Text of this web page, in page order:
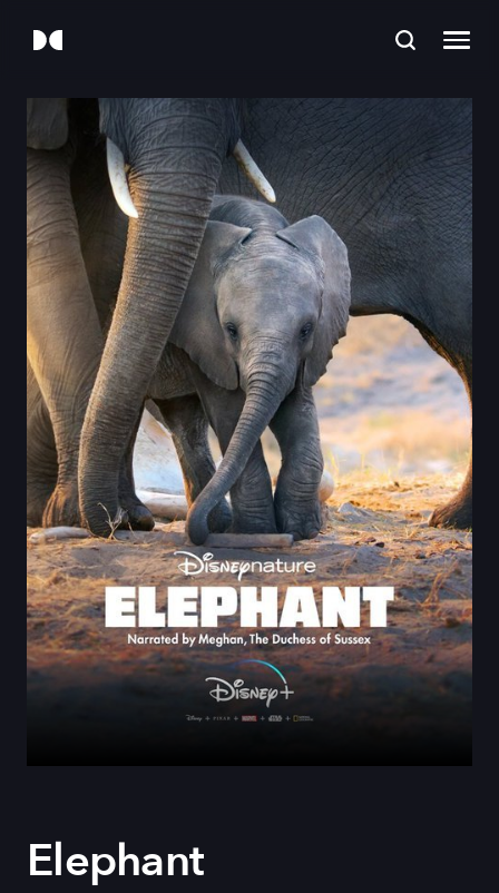
Elephant